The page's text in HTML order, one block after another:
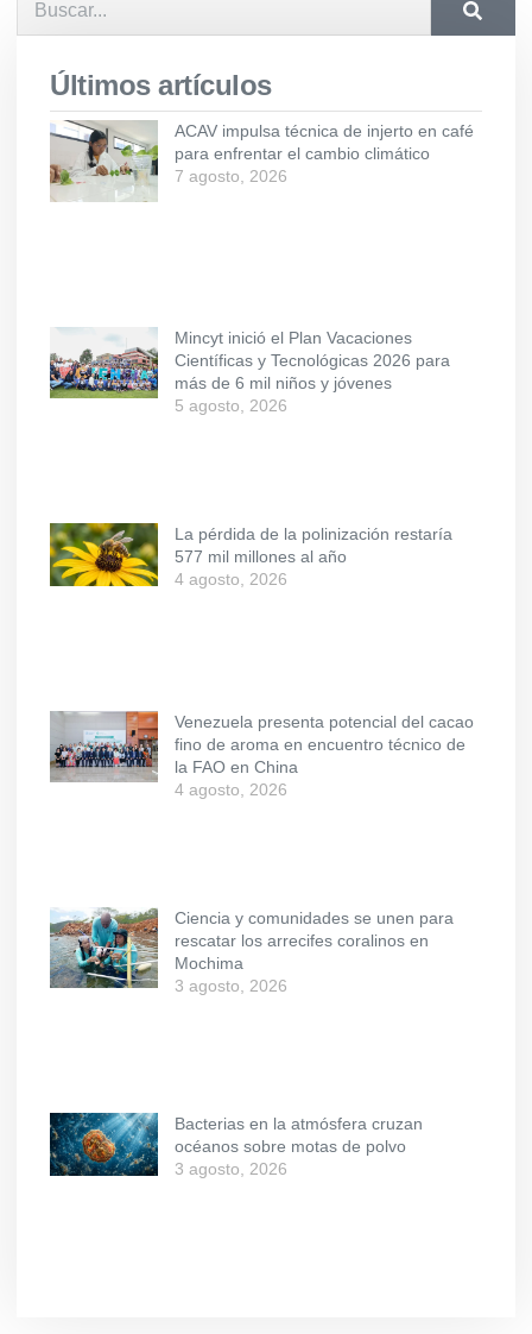
Últimos artículos
ACAV impulsa técnica de injerto en café
para enfrentar el cambio climático
7 agosto, 2026
Mincyt inició el Plan Vacaciones
Científicas y Tecnológicas 2026 para
más de 6 mil niños y jóvenes
5 agosto, 2026
La pérdida de la polinización restaría
577 mil millones al año
4 agosto, 2026
Venezuela presenta potencial del cacao
fino de aroma en encuentro técnico de
la FAO en China
4 agosto, 2026
Ciencia y comunidades se unen para
rescatar los arrecifes coralinos en
Mochima
3 agosto, 2026
Bacterias en la atmósfera cruzan
océanos sobre motas de polvo
3 agosto, 2026